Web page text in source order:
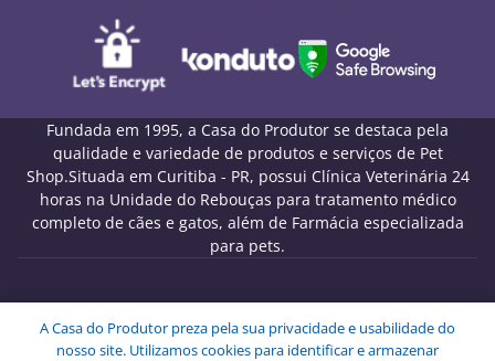
Fundada em 1995, a Casa do Produtor se destaca pela
qualidade e variedade de produtos e serviços de Pet
Shop.Situada em Curitiba - PR, possui Clínica Veterinária 24
horas na Unidade do Rebouças para tratamento médico
completo de cães e gatos, além de Farmácia especializada
para pets.
09.439.591/0001-72
A Casa do Produtor preza pela sua privacidade e usabilidade do
nosso site. Utilizamos cookies para identificar e armazenar